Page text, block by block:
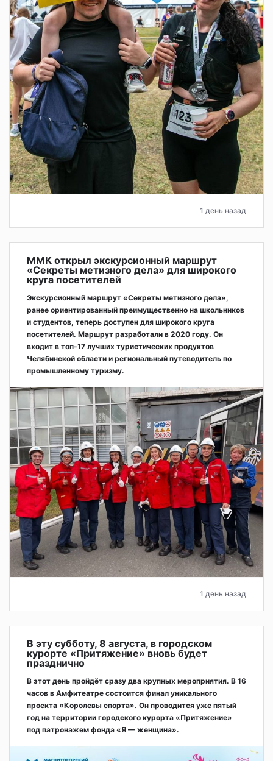
1 день назад
ММК открыл экскурсионный маршрут
«Секреты метизного дела» для широкого
круга посетителей
Экскурсионный маршрут «Секреты метизного дела»,
ранее ориентированный преимущественно на школьников
и студентов, теперь доступен для широкого круга
посетителей. Маршрут разработали в 2020 году. Он
входит в топ-17 лучших туристических продуктов
Челябинской области и региональный путеводитель по
промышленному туризму.
1 день назад
В эту субботу, 8 августа, в городском
курорте «Притяжение» вновь будет
празднично
В этот день пройдёт сразу два крупных мероприятия. В 16
часов в Амфитеатре состоится финал уникального
проекта «Королевы спорта». Он проводится уже пятый
год на территории городского курорта «Притяжение»
под патронажем фонда «Я — женщина».